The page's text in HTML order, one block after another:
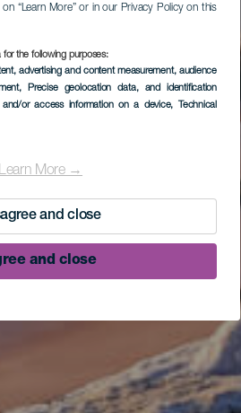
“Learn More” or in our Privacy Policy on this
the following purposes:
advertising and content measurement, audience
, Precise geolocation data, and identification
or access information on a device, Technical
More →
and close
and close